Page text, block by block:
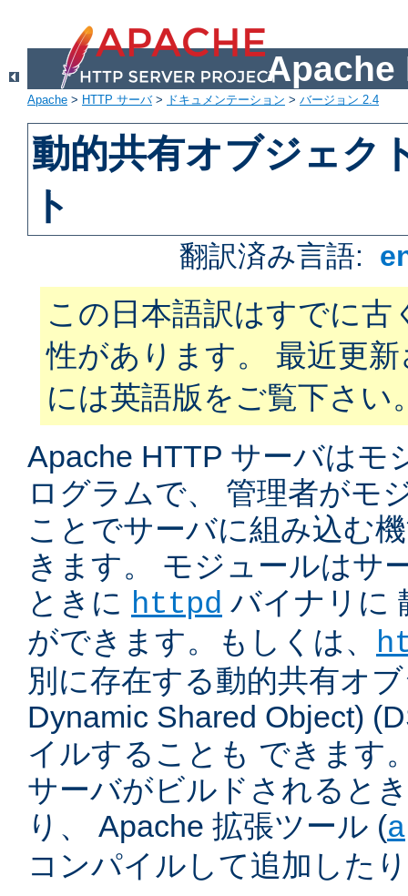
Apache
Apache > HTTP サーバ> ドキュメンテーション > バージョン 2.4
動的共有オブジェク
ト
翻訳済み言語:
この日本語訳はすでに古
性があります。 最近更
には英語版をご覧下さい
Apache HTTP サーバはモ
ログラムで、 管理者がモ
ことでサーバに組み込む
きます。 モジュールはサ
ときに httpd バイナリに
ができます。もしくは、
別に存在する動的共有オ
Dynamic Shared Object)
イルすることも できます
サーバがビルドされると
り、 Apache 拡張ツール (
コンパイルして追加した